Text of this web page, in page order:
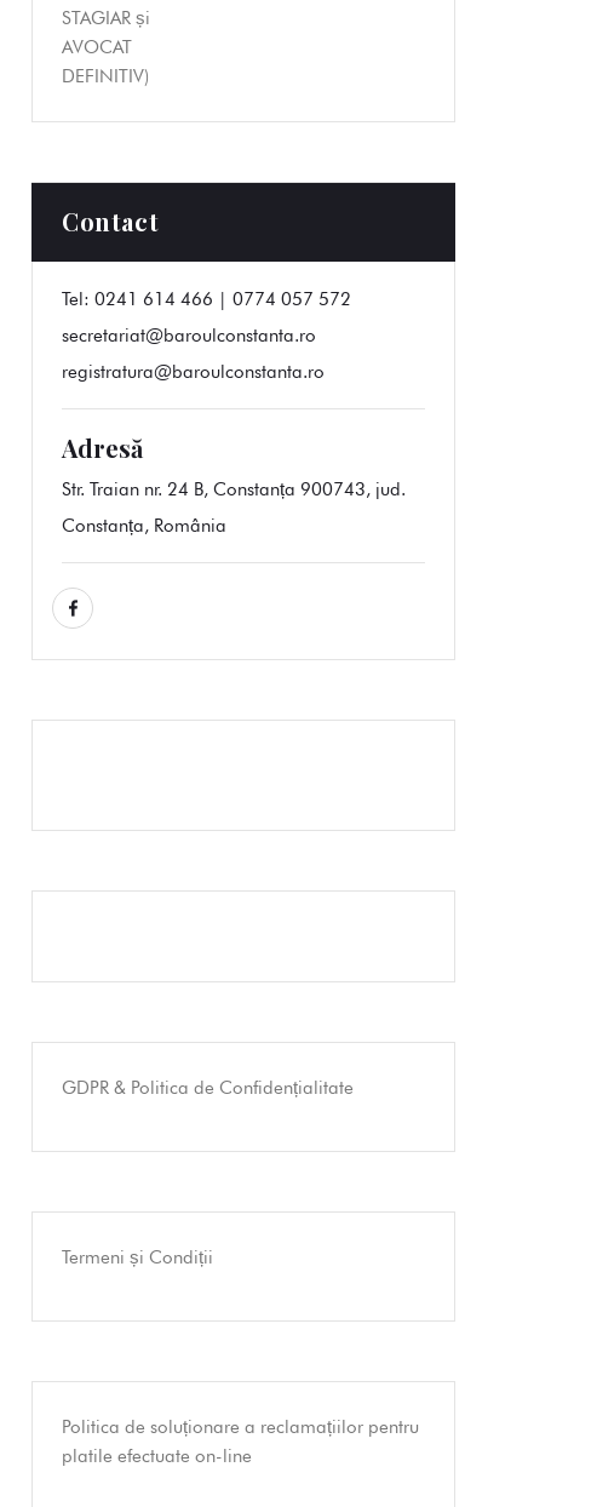
Contact
Tel: 0241 614 466 | 0774 057 572
secretariat@baroulconstanta.ro
registratura@baroulconstanta.ro
Adresă
Str. Traian nr. 24 B, Constanța 900743, jud.
Constanța, România
GDPR & Politica de Confidențialitate
Termeni și Condiții
Politica de soluționare a reclamațiilor pentru
platile efectuate on-line